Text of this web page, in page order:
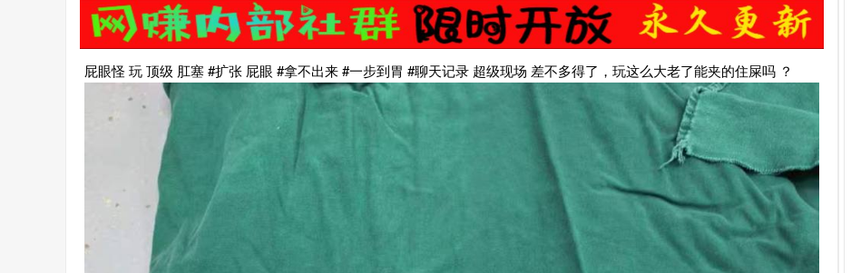
屁眼怪 玩 顶级 肛塞 #扩张 屁眼 #拿不出来 #一步到胃 #聊天记录 超级现场 差不多得了，玩这么大老了能夹的住屎吗 ？